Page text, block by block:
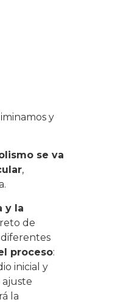
y
se va
,
y la
de
proceso:
inicial y
ajuste
la